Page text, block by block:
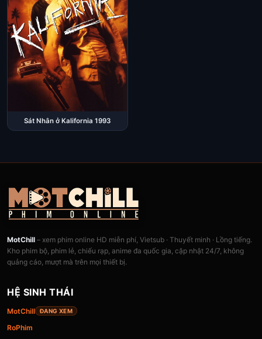
Sát Nhân ở Kalifornia 1993
MotChill – xem phim online HD miễn phí, Vietsub · Thuyết minh · Lồng tiếng.
Kho phim bộ, phim lẻ, chiếu rạp, anime đa quốc gia, cập nhật 24/7, không
quảng cáo, mượt mà trên mọi thiết bị.
HỆ SINH THÁI
MotChill ĐANG XEM
RoPhim